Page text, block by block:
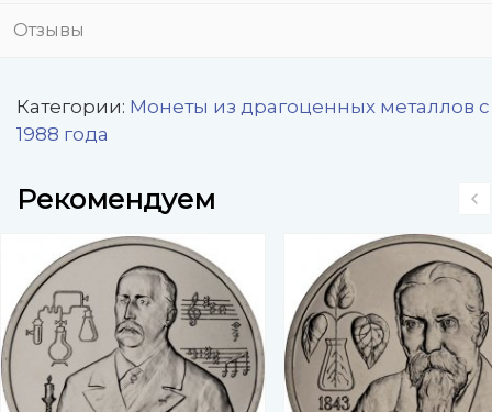
Отзывы
Категории: Монеты из драгоценных металлов с
1988 года
Рекомендуем